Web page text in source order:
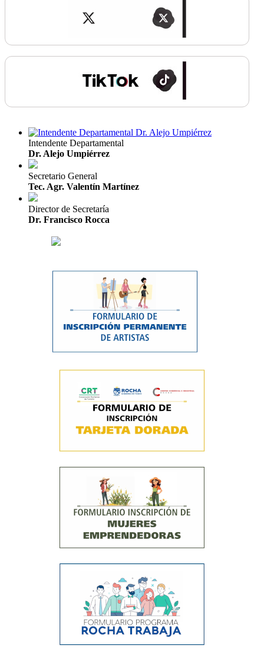
Intendente Departamental
Dr. Alejo Umpiérrez
Secretario General
Tec. Agr. Valentín Martínez
Director de Secretaría
Dr. Francisco Rocca